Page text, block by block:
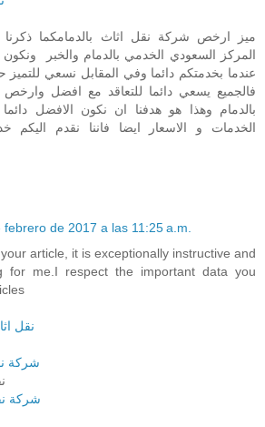
ميز ارخص شركة نقل اثاث بالدمامكما ذكرنا
المركز السعودي الخدمي بالدمام والخبر
عندما بخدمتكم دائما وفي المقابل نسعي
فالجميع يسعي دائما للتعاقد مع افضل
بالدمام وهذا هو هدفنا ان نكون الافضل
الخدمات و الاسعار ايضا فاننا نقدم اليكم
febrero de 2017 a las 11:25 a.m.
article, it is exceptionally instructive and
for me.I respect the important data you
نقل
شركة
شركة